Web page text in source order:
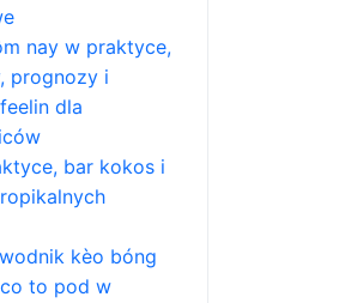
nay w praktyce,
prognozy i
dla
bar kokos i
kèo bóng
to pod w